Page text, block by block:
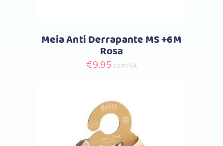
Meia Anti Derrapante MS +6M
Rosa
€9.95 com IVA